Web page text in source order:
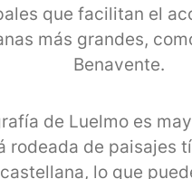
que facilitan el
más grandes,
Benavente.
de Luelmo es
rodeada de paisajes
lo que